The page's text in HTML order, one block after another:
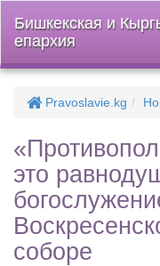
Бишкекская и
епархия
Pravoslavie.kg
это
соборе